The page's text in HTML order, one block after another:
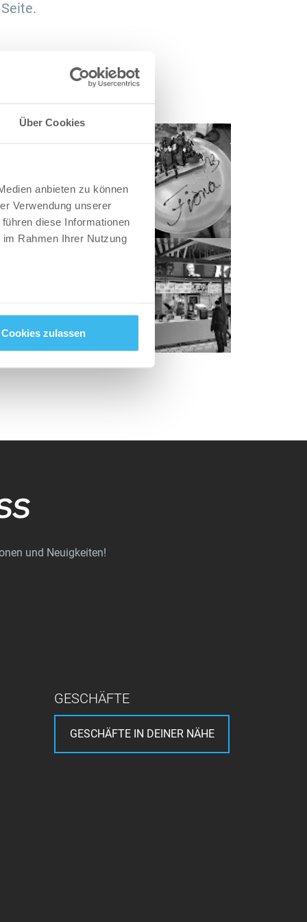
Über Cookies
anbieten zu können
Verwendung unserer
diese Informationen
Rahmen Ihrer Nutzung
Cookies zulassen
und Neuigkeiten!
GESCHÄFTE
GESCHÄFTE IN DEINER NÄHE